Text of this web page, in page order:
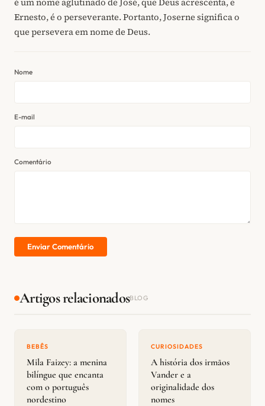
é um nome aglutinado de José, que Deus acrescenta, e
Ernesto, é o perseverante. Portanto, Joserne significa o
que persevera em nome de Deus.
Nome
E-mail
Comentário
Enviar Comentário
Artigos relacionadosBLOG
BEBÊS
Mila Faizey: a menina
bilíngue que encanta
com o português
nordestino
CURIOSIDADES
A história dos irmãos
Vander e a
originalidade dos
nomes